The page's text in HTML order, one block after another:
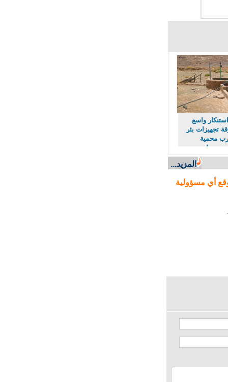
واسع
تجهيزات بئر
محمية
مورد حيوي
المزيد...
أي مسؤولية